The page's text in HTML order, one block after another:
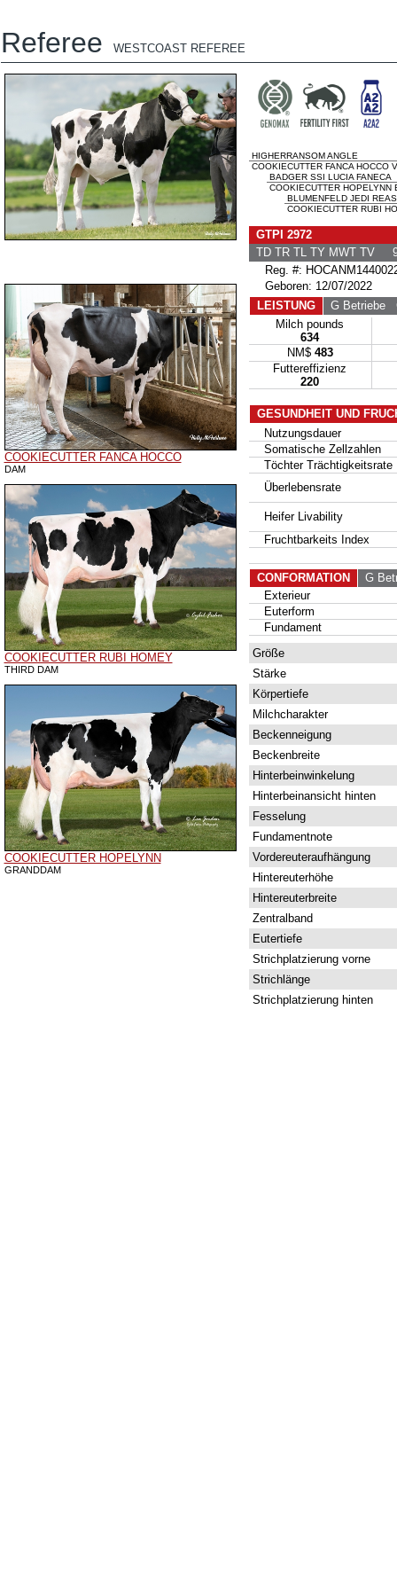
Referee WESTCOAST REFEREE
COOKIECUTTER FANCA HOCCO
DAM
COOKIECUTTER RUBI HOMEY
THIRD DAM
COOKIECUTTER HOPELYNN
GRANDDAM
HIGHERRANSOM ANGLE
COOKIECUTTER FANCA HOCCO
BADGER SSI LUCIA FANECA
COOKIECUTTER HOPELYNN
BLUMENFELD JEDI
COOKIECUTTER RUBI
GTPI 2972
TD TR TL TY MWT TV
Reg. #:
Geboren: 12/07/2022
LEISTUNG
G Betriebe
Milch pounds
634
NM$ 483
Futtereffizienz
220
GESUNDHEIT UND
Nutzungsdauer
Somatische Zellzahlen
Töchter Trächtigkeitsrate
Überlebensrate
Heifer Livability
Fruchtbarkeits Index
CONFORMATION
G
Exterieur
Euterform
Fundament
Größe
Stärke
Körpertiefe
Milchcharakter
Beckenneigung
Beckenbreite
Hinterbeinwinkelung
Hinterbeinansicht hinten
Fesselung
Fundamentnote
Vordereuteraufhängung
Hintereuterhöhe
Hintereuterbreite
Zentralband
Eutertiefe
Strichplatzierung vorne
Strichlänge
Strichplatzierung hinten